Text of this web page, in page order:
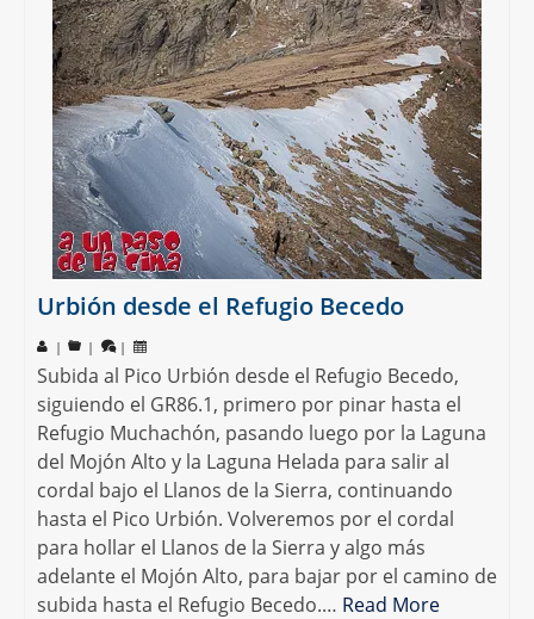
Urbión desde el Refugio Becedo
| | |
Subida al Pico Urbión desde el Refugio Becedo,
siguiendo el GR86.1, primero por pinar hasta el
Refugio Muchachón, pasando luego por la Laguna
del Mojón Alto y la Laguna Helada para salir al
cordal bajo el Llanos de la Sierra, continuando
hasta el Pico Urbión. Volveremos por el cordal
para hollar el Llanos de la Sierra y algo más
adelante el Mojón Alto, para bajar por el camino de
subida hasta el Refugio Becedo.… Read More